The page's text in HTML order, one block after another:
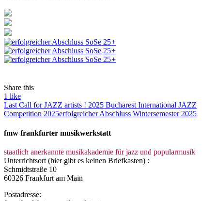
+
+
+
Share this
1 like
Last Call for JAZZ artists ! 2025 Bucharest International JAZZ
Competition 2025erfolgreicher Abschluss Wintersemester 2025
fmw frankfurter musikwerkstatt
staatlich anerkannte musikakademie für jazz und popularmusik
Unterrichtsort (hier gibt es keinen Briefkasten) :
Schmidtstraße 10
60326 Frankfurt am Main
Postadresse: